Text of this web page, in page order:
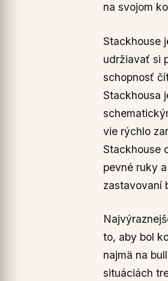
na svojom
Stackhouse
udržiavať si
schopnosť
Stackhousa
vie rýchlo
Stackhouse
pevné ruky
zastavovaní
to, aby bol
najmä na
situáciách